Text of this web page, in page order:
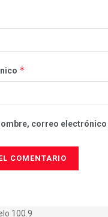
*
correo electrónico